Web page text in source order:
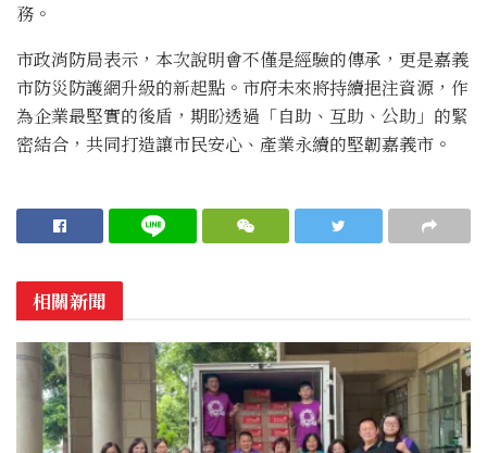
務。
市政消防局表示，本次說明會不僅是經驗的傳承，更是嘉義
市防災防護網升級的新起點。市府未來將持續挹注資源，作
為企業最堅實的後盾，期盼透過「自助、互助、公助」的緊
密結合，共同打造讓市民安心、產業永續的堅韌嘉義市。
相關新聞